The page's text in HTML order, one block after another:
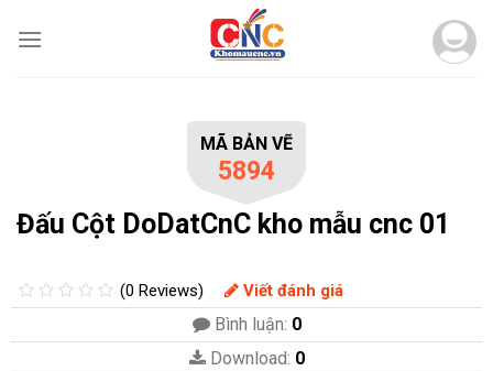
MÃ BẢN VẼ
5894
Đấu Cột DoDatCnC kho mẫu cnc 01
(0 Reviews) Viết đánh giá
Bình luận: 0
Download: 0